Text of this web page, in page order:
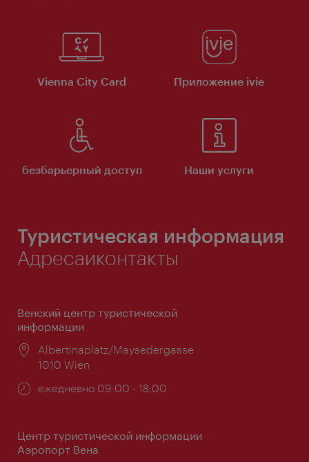
Vienna City Card Приложение ivie
безбарьерный доступ Наши услуги
Туристическая информация
Адресаиконтакты
Венский центр туристической
информации
Расположение:
Albertinaplatz/Maysedergasse
1010 Wien
Часы
ежедневно 09:00 - 18:00
Центр туристической информации
Аэропорт Вена